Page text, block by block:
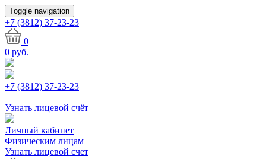
Toggle navigation
+7 (3812) 37-23-23
0
0 руб.
+7 (3812) 37-23-23
Узнать лицевой счёт
Личный кабинет
Физическим лицам
Узнать лицевой счет